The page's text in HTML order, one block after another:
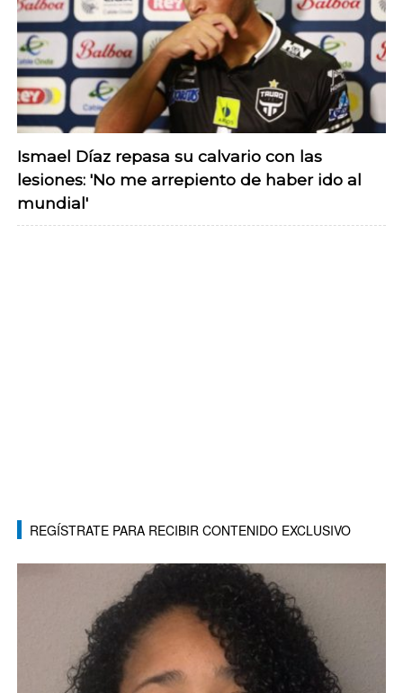
Ismael Díaz repasa su calvario con las
lesiones: 'No me arrepiento de haber ido al
mundial'
REGÍSTRATE PARA RECIBIR CONTENIDO EXCLUSIVO